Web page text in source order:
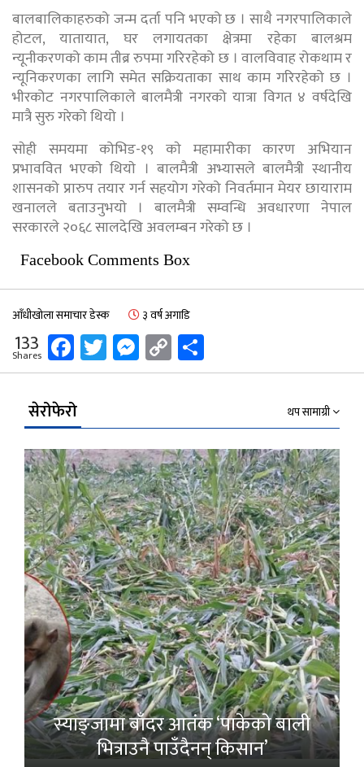
बालबालिकाहरुको जन्म दर्ता पनि भएको छ । साथै नगरपालिकाले
होटल, यातायात, घर लगायतका क्षेत्रमा रहेका बालश्रम
न्यूनीकरणको काम तीब्र रुपमा गरिरहेको छ । वालविवाह रोकथाम र
न्यूनिकरणका लागि समेत सक्रियताका साथ काम गरिरहेको छ ।
भीरकोट नगरपालिकाले बालमैत्री नगरको यात्रा विगत ४ वर्षदेखि
मात्रै सुरु गरेको थियो ।
साेही समयमा कोभिड-१९ काे महामारीका कारण अभियान
प्रभाववित भएकाे थियाे । बालमैत्री अभ्यासले बालमैत्री स्थानीय
शासनको प्रारुप तयार गर्न सहयोग गरेको निवर्तमान मेयर छायाराम
खनालले बताउनुभयाे । बालमैत्री सम्वन्धि अवधारणा नेपाल
सरकारले २०६८ सालदेखि अवलम्बन गरेको छ ।
Facebook Comments Box
आँधीखोला समाचार डेस्क ३ वर्ष अगाडि
133
Shares Facebook
Twitter
Messenger
Copy
Link
सेरोफेरो थप सामाग्री
स्याङ्जामा बाँदर आतंक ‘पाकेको बाली
भित्राउनै पाउँदैनन् किसान’